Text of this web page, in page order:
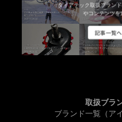
ダイアテック取扱ブラン
やコンテンツを
記事一覧へ
取扱ブラ
ブランド一覧（ア